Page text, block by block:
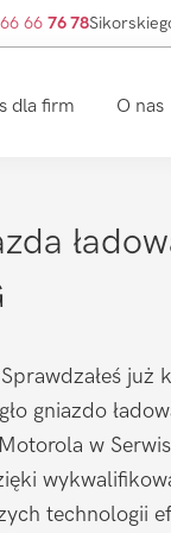
66 76 78
dla firm O nas
już
gniazdo
w
technologii